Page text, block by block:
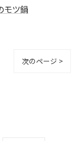
モツ鍋
次のページ >